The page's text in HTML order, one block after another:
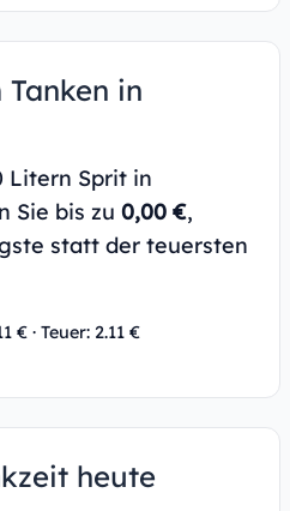
in
Litern Sprit in
Sie bis zu 0,00 €,
statt der teuersten
€ · Teuer: 2.11 €
heute